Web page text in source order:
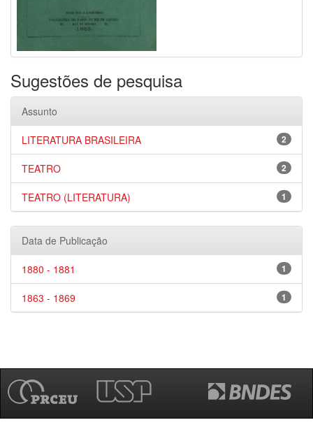
Sugestões de pesquisa
Assunto
2
LITERATURA BRASILEIRA
2
TEATRO
1
TEATRO (LITERATURA)
Data de Publicação
1
1880 - 1881
1
1863 - 1869